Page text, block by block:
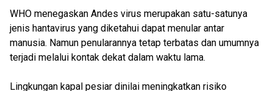
WHO menegaskan Andes virus merupakan satu-satunya
jenis hantavirus yang diketahui dapat menular antar
manusia. Namun penularannya tetap terbatas dan umumnya
terjadi melalui kontak dekat dalam waktu lama.
Lingkungan kapal pesiar dinilai meningkatkan risiko